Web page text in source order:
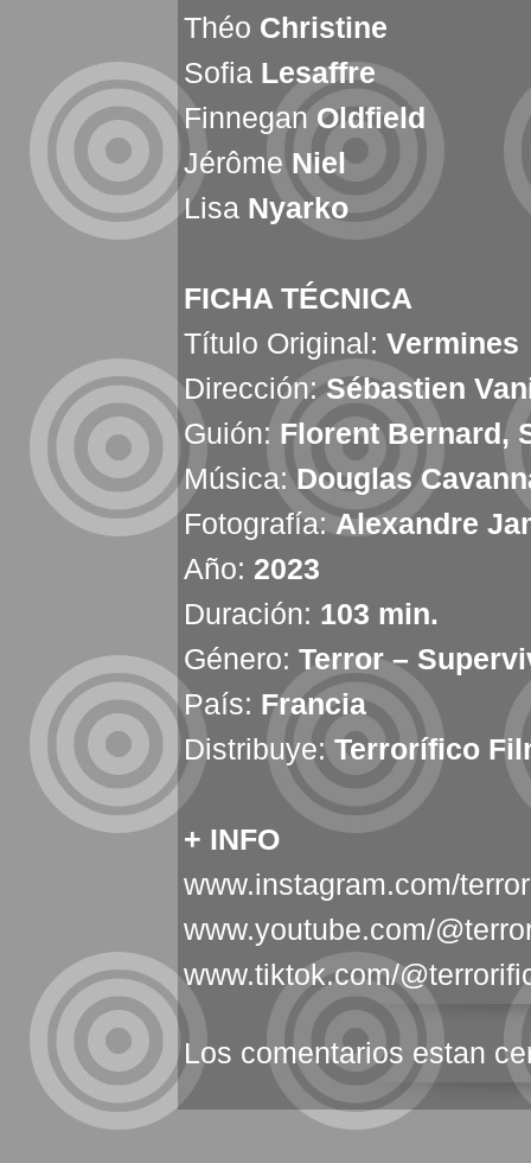
Théo Christine
Sofia Lesaffre
Finnegan Oldfield
JérômeNiel
Lisa Nyarko
FICHA TÉCNICA
Título Original: Vermines
Dirección:Sébastien
Guión: Florent Bernard,
Música:Douglas
Fotografía:Alexandre
Año: 2023
Duración: 103 min.
Género: Terror –
País: Francia
Distribuye: Terrorífico
+ INFO
www.instagram.com/
www.youtube.com/
www.tiktok.com/
Los comentarios estan